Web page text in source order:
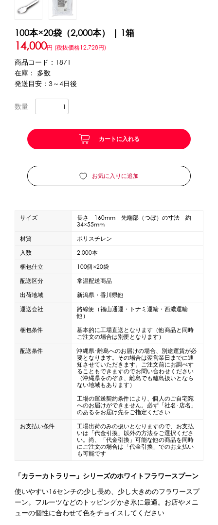
ブロックアイススライサー
カートリッジシェイバー
オプション
台湾かき氷
フレーバー氷（味つきの氷）
かき氷セット
かき氷イベントセット
紙カップ プラスチックカップ
発泡スチロールカップ
フローズンドリンク材料
シロップ 冷凍フルーツ
ブレンダー・ミキサー
蜜かけシャワー・レードル
詰め替え容器
その他の機器・備品
横幕 風船
台湾かき氷「Snow-kiss（スノーキッス）」
CLOSE
特定商取引に関する法律に基づく表記
プライバシーポリシー
利用規約
100本×20袋（2,000本） | 1箱
14,000円 (税抜価格12,728円)
商品コード：1871
在庫： 多数
発送目安：3～4日後
数量
カートに入れる
お気に入りに追加
サイズ
長さ 160mm 先端部（つぼ）の寸法 約
34×55mm
材質
ポリスチレン
入数
2,000本
梱包仕立
100個×20袋
配送区分
常温配送商品
出荷地域
新潟県・香川県他
運送会社
路線便（福山通運・トナミ運輸・西濃運輸
他）
梱包条件
基本的に工場直送となります（他商品と同時
ご注文の場合は別便となります）
配送条件
沖縄県･離島へのお届けの場合、別途運賃が必
要となります。その場合は翌営業日までに通
知させていただきます。ご注文前にお調べす
ることもできますのでお問い合わせください
（沖縄県をのぞき、離島でも離島扱いとなら
ない地域もあります）
工場の運送契約条件により、個人のご自宅宛
へのお届けができません。必ず「社名･店名」
のあるをお届け先をご指定ください
お支払い条件
工場出荷のみの扱いとなりますので、お支払
いは「代金引換」以外の方法をご選択くださ
い。尚、「代金引換」可能な他の商品を同時
にご注文の場合は「代金引換」でのお支払い
も可能です
「カラーカトラリー」シリーズのホワイトフラワースプーン
使いやすい16センチの少し長め、少し大きめのフラワースプ
ーン。フルーツなどのトッピングかき氷に最適。お店やメニ
ューの個性に合わせて色をチョイスしてください